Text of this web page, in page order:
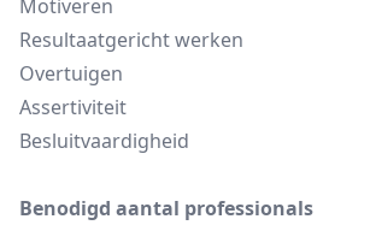
Motiveren
Resultaatgericht werken
Overtuigen
Assertiviteit
Besluitvaardigheid
Benodigd aantal professionals